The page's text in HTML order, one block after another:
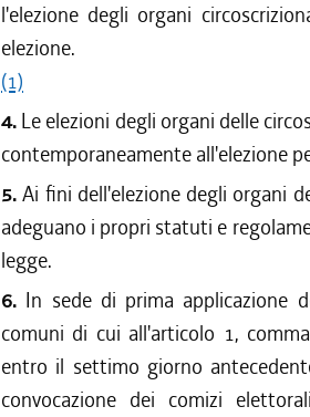
l'elezione degli organi
elezione.
(1)
4. Le elezioni degli organi delle
contemporaneamente all'elezione
5.Ai fini dell'elezione degli organi
adeguano i propri statuti e
legge.
6. In sede di prima applicazione
comuni di cui all'articolo 1,
entro il settimo giorno
convocazione dei comizi